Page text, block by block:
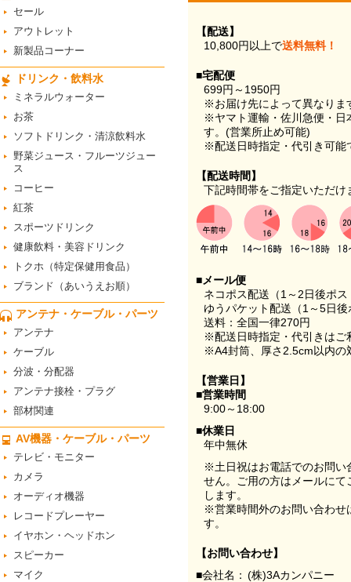
【配送】
10,800円以上で送料無料！
■宅配便
699円～1950円
※お届け先によって異なりま
※ヤマト運輸・佐川急便・日
す。(営業所止め可能)
※配送日時指定・代引き可能
【配送時間】
下記時間帯をご指定いただけ
■メール便
ネコポス配送（1～2日後ポ
ゆうパケット配送（1～5日
送料：全国一律270円
※配送日時指定・代引きはご
※A4封筒、厚さ2.5cm以内の
【営業日】
■営業時間
9:00～18:00
■休業日
年中無休
※土日祝はお電話でのお問い
せん。ご用の方はメールに
します。
※営業時間外のお問い合わせ
す。
【お問い合わせ】
■会社名： (株)3Aカンパニー
セール
アウトレット
新製品コーナー
ドリンク・飲料水
ミネラルウォーター
お茶
ソフトドリンク・清涼飲料水
野菜ジュース・フルーツジュー
ス
コーヒー
紅茶
スポーツドリンク
健康飲料・美容ドリンク
トクホ（特定保健用食品）
ブランド（あいうえお順）
アンテナ・ケーブル・パーツ
アンテナ
ケーブル
分波・分配器
アンテナ接栓・プラグ
部材関連
AV機器・ケーブル・パーツ
テレビ・モニター
カメラ
オーディオ機器
レコードプレーヤー
イヤホン・ヘッドホン
スピーカー
マイク